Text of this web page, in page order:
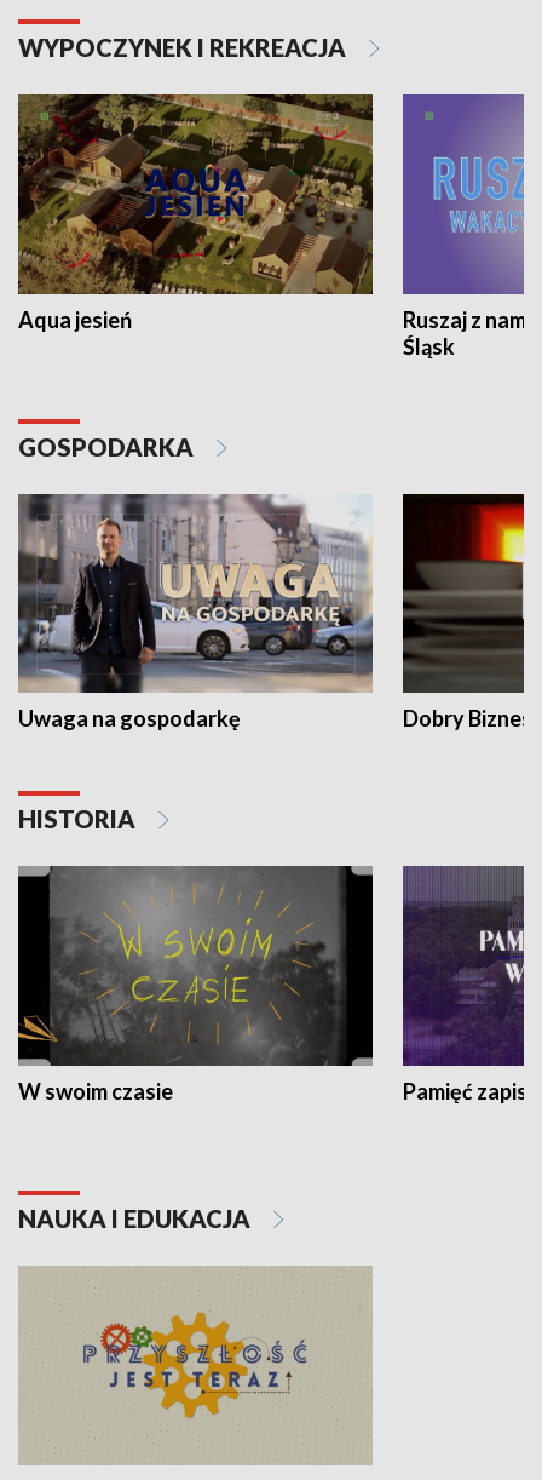
WYPOCZYNEK I REKREACJA
Aqua jesień
Ruszaj z
Śląsk
GOSPODARKA
Uwaga na gospodarkę Dobry Biznes
HISTORIA
W swoim czasie Pamięć
NAUKA I EDUKACJA